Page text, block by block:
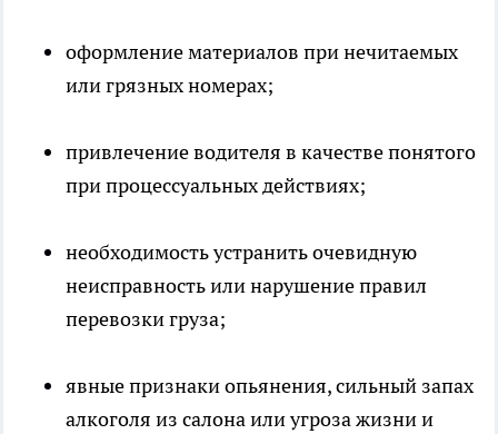
оформление материалов при нечитаемых
или грязных номерах;
привлечение водителя в качестве понятого
при процессуальных действиях;
необходимость устранить очевидную
неисправность или нарушение правил
перевозки груза;
явные признаки опьянения, сильный запах
алкоголя из салона или угроза жизни и